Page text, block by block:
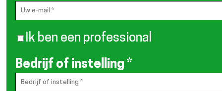
Ik ben een professional
Bedrijf of instelling *